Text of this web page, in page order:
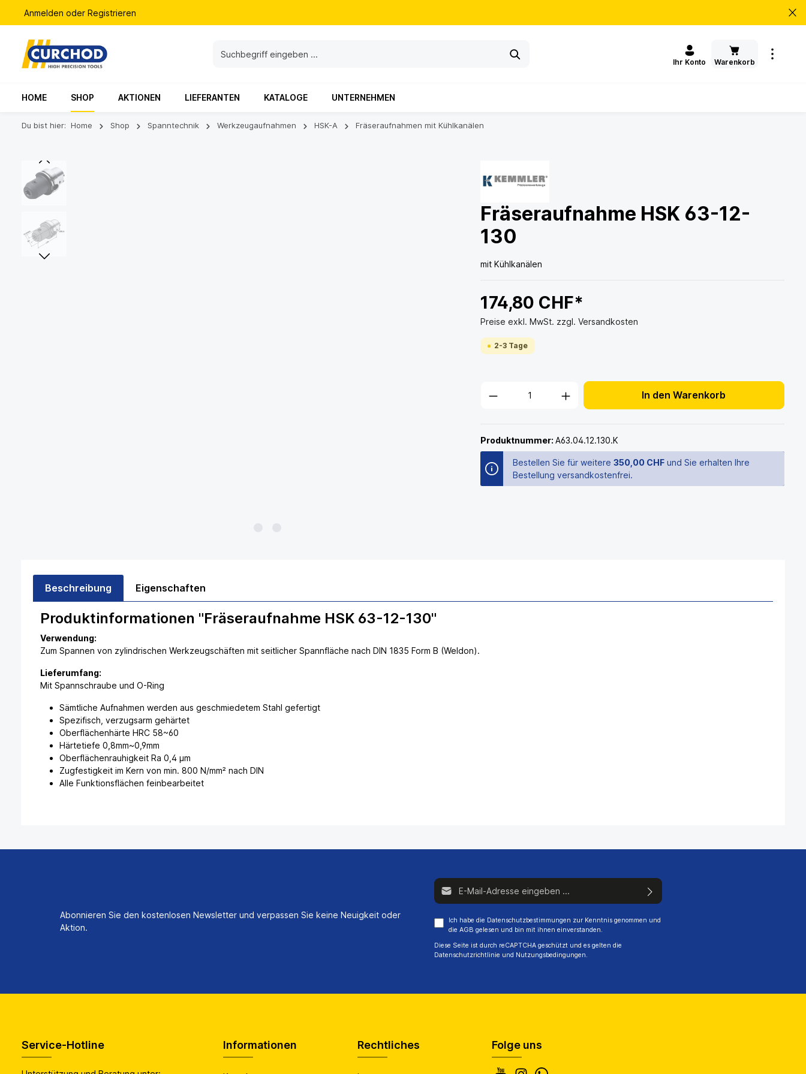
Anmelden oder Registrieren
Ihr Konto Warenkorb
HOME SHOP AKTIONEN LIEFERANTEN KATALOGE UNTERNEHMEN
Du bist hier: Home Shop Spanntechnik Werkzeugaufnahmen HSK-A Fräseraufnahmen mit Kühlkanälen
Fräseraufnahme HSK 63-12-
130
mit Kühlkanälen
174,80 CHF*
Preise exkl. MwSt. zzgl. Versandkosten
2-3 Tage
In den Warenkorb
Produktnummer:A63.04.12.130.K
Bestellen Sie für weitere350,00 CHF und Sie erhalten Ihre
Bestellung versandkostenfrei.
Beschreibung Eigenschaften
Produktinformationen "Fräseraufnahme HSK 63-12-130"
Verwendung:
Zum Spannen von zylindrischen Werkzeugschäften mit seitlicher Spannfläche nach DIN 1835 Form B (Weldon).
Lieferumfang:
Mit Spannschraube und O-Ring
Sämtliche Aufnahmen werden aus geschmiedetem Stahl gefertigt
Spezifisch, verzugsarm gehärtet
Oberflächenhärte HRC 58~60
Härtetiefe 0,8mm~0,9mm
Oberflächenrauhigkeit Ra 0,4 µm
Zugfestigkeit im Kern von min. 800 N/mm² nach DIN
Alle Funktionsflächen feinbearbeitet
Abonnieren Sie den kostenlosen Newsletter und verpassen Sie keine Neuigkeit oder
Aktion.
E-Mail-Adresse*
Ich habe die Datenschutzbestimmungen zur Kenntnis genommen und
die AGB gelesen und bin mit ihnen einverstanden.
Diese Seite ist durch reCAPTCHA geschützt und es gelten die
Datenschutzrichtlinie und Nutzungsbedingungen.
Folge uns
Service-Hotline Informationen Rechtliches